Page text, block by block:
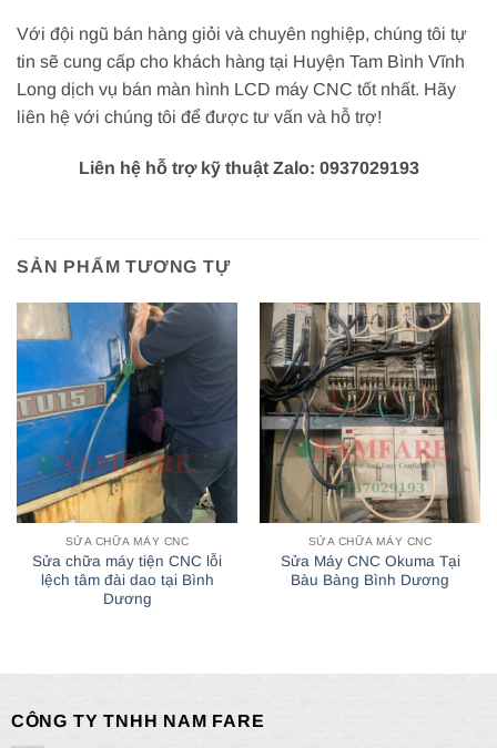
Với đội ngũ bán hàng giỏi và chuyên nghiệp, chúng tôi tự
tin sẽ cung cấp cho khách hàng tại Huyện Tam Bình Vĩnh
Long dịch vụ bán màn hình LCD máy CNC tốt nhất. Hãy
liên hệ với chúng tôi để được tư vấn và hỗ trợ!
Liên hệ hỗ trợ kỹ thuật Zalo: 0937029193
SẢN PHẨM TƯƠNG TỰ
SỬA CHỮA MÁY CNC
Sửa chữa máy tiện CNC lỗi
lệch tâm đài dao tại Bình
Dương
SỬA CHỮA MÁY CNC
Sửa Máy CNC Okuma Tại
Bàu Bàng Bình Dương
CÔNG TY TNHH NAM FARE